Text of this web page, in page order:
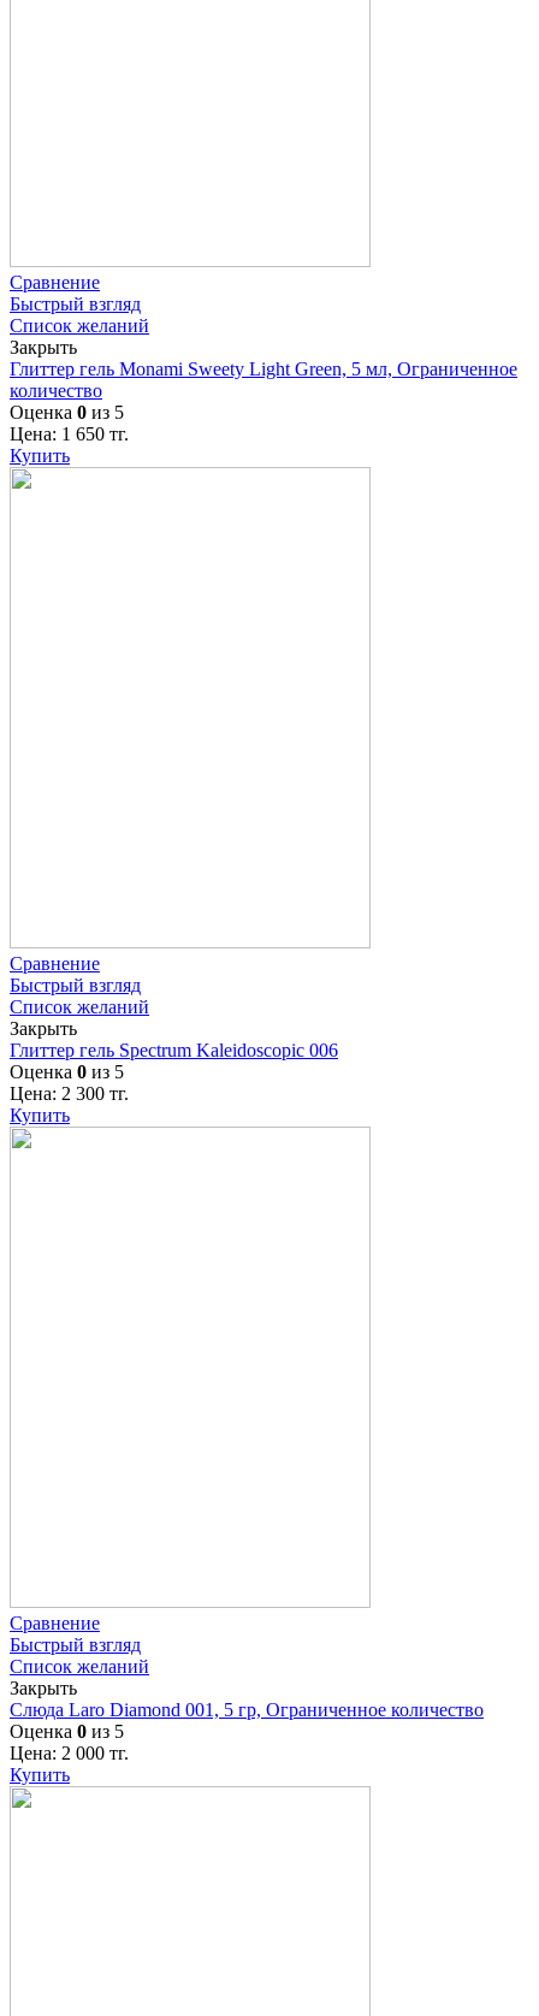
Сравнение
Быстрый взгляд
Список желаний
Закрыть
Глиттер гель Monami Sweety Light Green, 5 мл, Ограниченное
количество
Оценка 0 из 5
Цена: 1 650 тг.
Купить
Сравнение
Быстрый взгляд
Список желаний
Закрыть
Глиттер гель Spectrum Kaleidoscopic 006
Оценка 0 из 5
Цена: 2 300 тг.
Купить
Сравнение
Быстрый взгляд
Список желаний
Закрыть
Слюда Laro Diamond 001, 5 гр, Ограниченное количество
Оценка 0 из 5
Цена: 2 000 тг.
Купить